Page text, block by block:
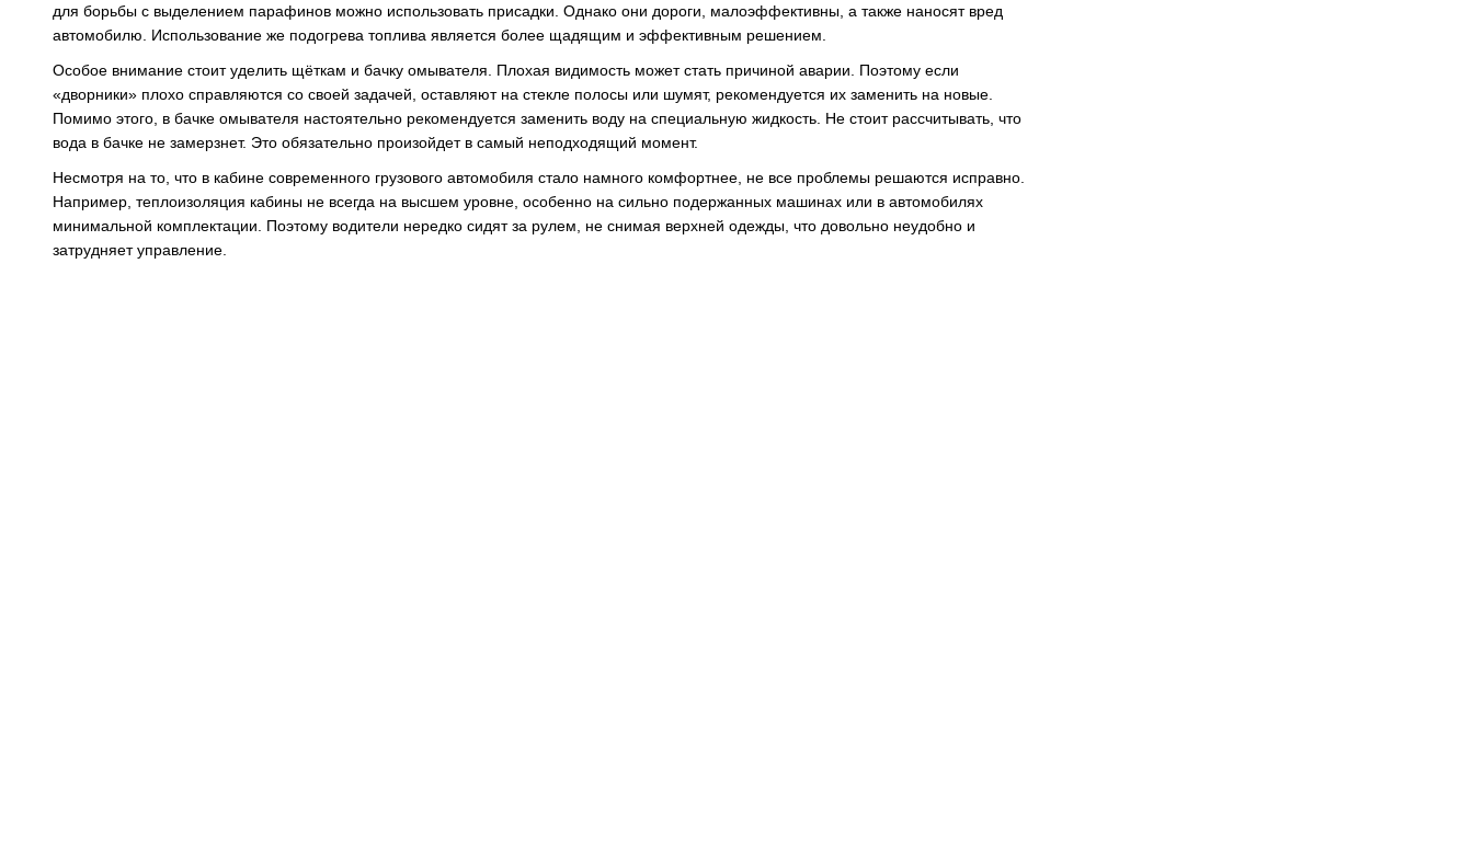
для борьбы с выделением парафинов можно использовать присадки. Однако они дороги, малоэффективны, а также наносят вред
автомобилю. Использование же подогрева топлива является более щадящим и эффективным решением.
Особое внимание стоит уделить щёткам и бачку омывателя. Плохая видимость может стать причиной аварии. Поэтому если
«дворники» плохо справляются со своей задачей, оставляют на стекле полосы или шумят, рекомендуется их заменить на новые.
Помимо этого, в бачке омывателя настоятельно рекомендуется заменить воду на специальную жидкость. Не стоит рассчитывать, что
вода в бачке не замерзнет. Это обязательно произойдет в самый неподходящий момент.
Несмотря на то, что в кабине современного грузового автомобиля стало намного комфортнее, не все проблемы решаются исправно.
Например, теплоизоляция кабины не всегда на высшем уровне, особенно на сильно подержанных машинах или в автомобилях
минимальной комплектации. Поэтому водители нередко сидят за рулем, не снимая верхней одежды, что довольно неудобно и
затрудняет управление.